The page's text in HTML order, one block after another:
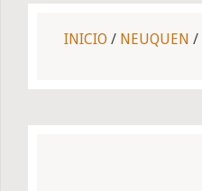
INICIO / NEUQUEN /